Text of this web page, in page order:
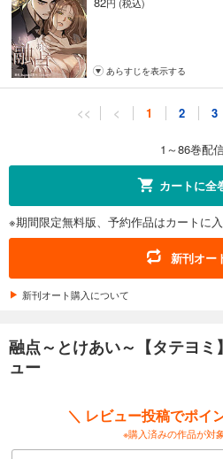
あらすじを表示する
融点～とけあい～【タテ
融点～とけあい～【タテ
融点～とけあい～【タテ
あらすじを表示する
<< < 1 2 3
1～86巻配
カートに全
※期間限定無料版、予約作品はカートに
新刊オー
新刊オート購入について
融点～とけあい～【タテヨ
ュー
＼ レビュー投稿でポイ
※購入済みの作品が対